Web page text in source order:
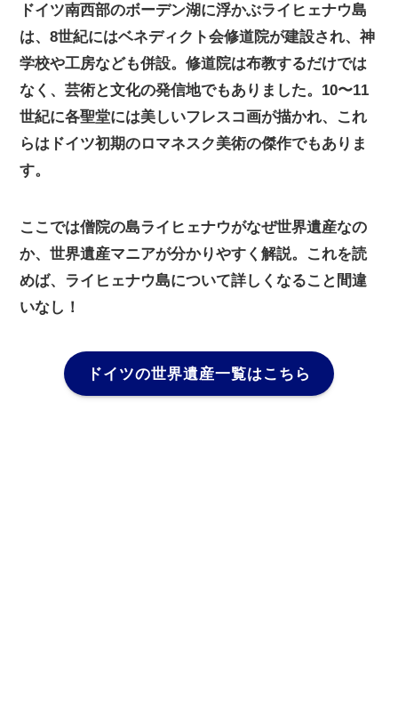
ドイツ南西部のボーデン湖に浮かぶライヒェナウ島
は、8世紀にはベネディクト会修道院が建設され、神
学校や工房なども併設。修道院は布教するだけでは
なく、芸術と文化の発信地でもありました。10〜11
世紀に各聖堂には美しいフレスコ画が描かれ、これ
らはドイツ初期のロマネスク美術の傑作でもありま
す。
ここでは僧院の島ライヒェナウがなぜ世界遺産なの
か、世界遺産マニアが分かりやすく解説。これを読
めば、ライヒェナウ島について詳しくなること間違
いなし！
ドイツの世界遺産一覧はこちら